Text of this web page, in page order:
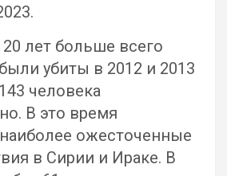
лет больше всего
убиты в 2012 и 2013
человека
В это время
ожесточенные
в Сирии и Ираке. В